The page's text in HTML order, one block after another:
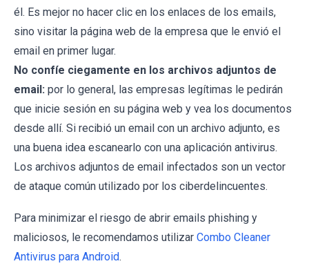
él. Es mejor no hacer clic en los enlaces de los emails,
sino visitar la página web de la empresa que le envió el
email en primer lugar.
No confíe ciegamente en los archivos adjuntos de
email: por lo general, las empresas legítimas le pedirán
que inicie sesión en su página web y vea los documentos
desde allí. Si recibió un email con un archivo adjunto, es
una buena idea escanearlo con una aplicación antivirus.
Los archivos adjuntos de email infectados son un vector
de ataque común utilizado por los ciberdelincuentes.
Para minimizar el riesgo de abrir emails phishing y
maliciosos, le recomendamos utilizar Combo Cleaner
Antivirus para Android.